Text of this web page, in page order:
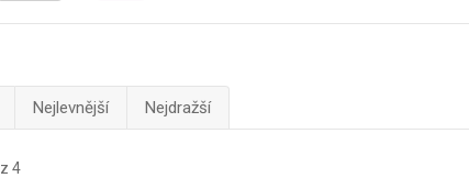
Nejlevnější Nejdražší
4